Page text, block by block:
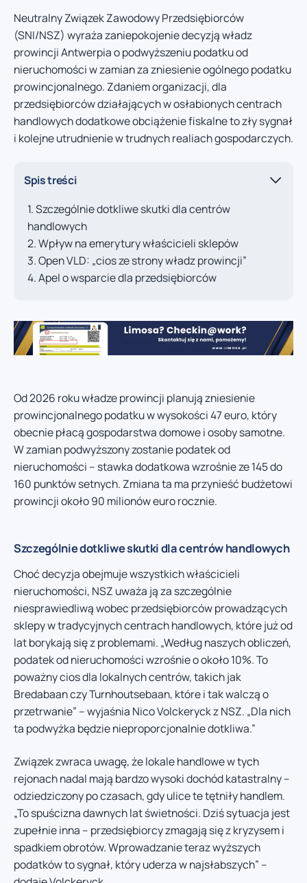
Neutralny Związek Zawodowy Przedsiębiorców
(SNI/NSZ) wyraża zaniepokojenie decyzją władz
prowincji Antwerpia o podwyższeniu podatku od
nieruchomości w zamian za zniesienie ogólnego podatku
prowincjonalnego. Zdaniem organizacji, dla
przedsiębiorców działających w osłabionych centrach
handlowych dodatkowe obciążenie fiskalne to zły sygnał
i kolejne utrudnienie w trudnych realiach gospodarczych.
Spis treści
Szczególnie dotkliwe skutki dla centrów
handlowych
Wpływ na emerytury właścicieli sklepów
Open VLD: „cios ze strony władz prowincji”
Apel o wsparcie dla przedsiębiorców
Od 2026 roku władze prowincji planują zniesienie
prowincjonalnego podatku w wysokości 47 euro, który
obecnie płacą gospodarstwa domowe i osoby samotne.
W zamian podwyższony zostanie podatek od
nieruchomości – stawka dodatkowa wzrośnie ze 145 do
160 punktów setnych. Zmiana ta ma przynieść budżetowi
prowincji około 90 milionów euro rocznie.
Szczególnie dotkliwe skutki dla centrów handlowych
Choć decyzja obejmuje wszystkich właścicieli
nieruchomości, NSZ uważa ją za szczególnie
niesprawiedliwą wobec przedsiębiorców prowadzących
sklepy w tradycyjnych centrach handlowych, które już od
lat borykają się z problemami. „Według naszych obliczeń,
podatek od nieruchomości wzrośnie o około 10%. To
poważny cios dla lokalnych centrów, takich jak
Bredabaan czy Turnhoutsebaan, które i tak walczą o
przetrwanie” – wyjaśnia Nico Volckeryck z NSZ. „Dla nich
ta podwyżka będzie nieproporcjonalnie dotkliwa.”
Związek zwraca uwagę, że lokale handlowe w tych
rejonach nadal mają bardzo wysoki dochód katastralny –
odziedziczony po czasach, gdy ulice te tętniły handlem.
„To spuścizna dawnych lat świetności. Dziś sytuacja jest
zupełnie inna – przedsiębiorcy zmagają się z kryzysem i
spadkiem obrotów. Wprowadzanie teraz wyższych
podatków to sygnał, który uderza w najsłabszych” –